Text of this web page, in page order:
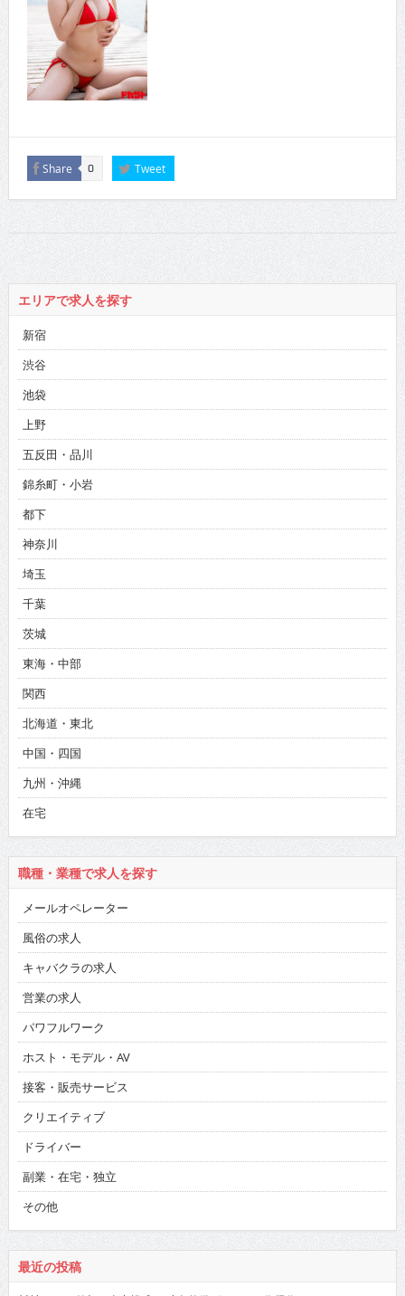
Share 0 Tweet
エリアで求人を探す
新宿
渋谷
池袋
上野
五反田・品川
錦糸町・小岩
都下
神奈川
埼玉
千葉
茨城
東海・中部
関西
北海道・東北
中国・四国
九州・沖縄
在宅
職種・業種で求人を探す
メールオペレーター
風俗の求人
キャバクラの求人
営業の求人
パワフルワーク
ホスト・モデル・AV
接客・販売サービス
クリエイティブ
ドライバー
副業・在宅・独立
その他
最近の投稿